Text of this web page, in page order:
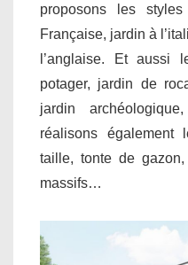
proposons les
Française, jardin à
l’anglaise. Et aussi
potager, jardin de
jardin
réalisons également
taille, tonte de
massifs…